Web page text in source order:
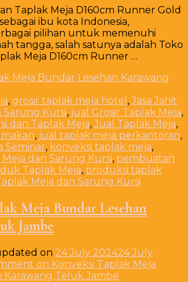
Taplak Meja D160cm Runner Gold
ibu kota Indonesia,
pilihan untuk memenuhi
tangga, salah satunya adalah Toko
Meja D160cm Runner …
, grosir taplak meja hotel ,Jasa Jahit
Sarung Kursi, jual Grosir Taplak Meja,
dan Taplak Meja,Jual Taplak Meja,
, jual taplak meja perkantoran,
Seminar, konveksi taplak meja,
dan Sarung Kursi, pembuatan
Taplak Meja, produksi taplak
Meja dan Sarung Kursi
Meja Bundar Lesehan
Jambe
on 24 July 202424 July
on Konveksi Taplak Meja
Karawang Teluk Jambe